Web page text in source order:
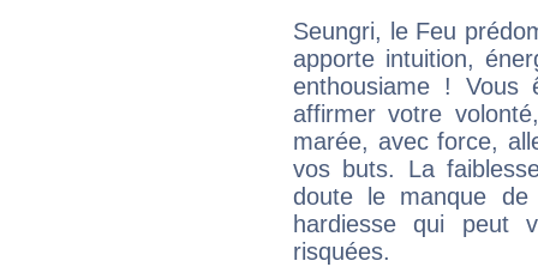
Seungri, le Feu
apporte intuition,
enthousiame !
affirmer votre
marée, avec force,
vos buts. La
doute le manque
hardiesse qui peut
risquées.